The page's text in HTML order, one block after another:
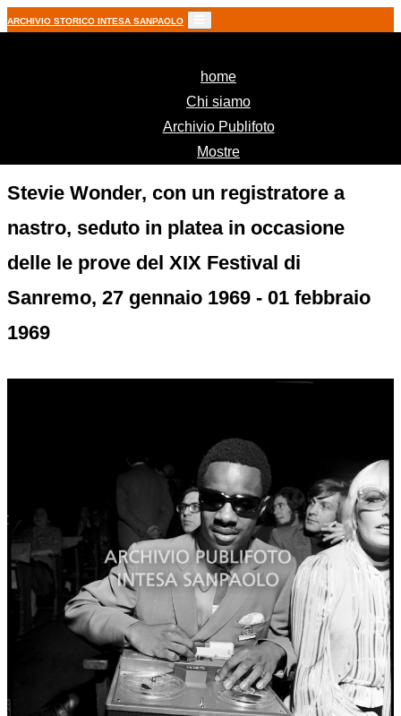
ARCHIVIO STORICO INTESA SANPAOLO
home(current)
Chi siamo
Archivio Publifoto
Mostre
Stevie Wonder, con un registratore a
nastro, seduto in platea in occasione
delle le prove del XIX Festival di
Sanremo, 27 gennaio 1969 - 01 febbraio
1969